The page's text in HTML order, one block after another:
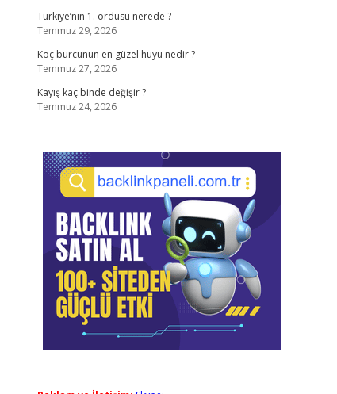
Türkiye’nin 1. ordusu nerede ?
Temmuz 29, 2026
Koç burcunun en güzel huyu nedir ?
Temmuz 27, 2026
Kayış kaç binde değişir ?
Temmuz 24, 2026